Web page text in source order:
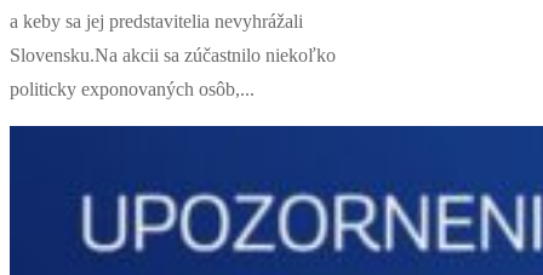
a keby sa jej predstavitelia nevyhrážali
Slovensku.Na akcii sa zúčastnilo niekoľko
politicky exponovaných osôb,...